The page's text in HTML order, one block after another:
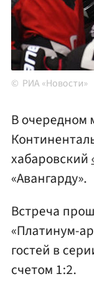
РИА «Новости»
В очередном
хабаровский
«Авангарду».
Встреча
«Платинум-
гостей в
счетом 1:2.